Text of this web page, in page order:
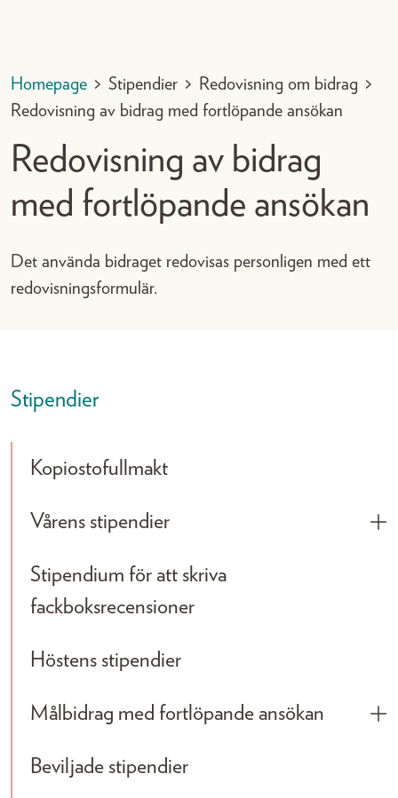
Homepage > Stipendier > Redovisning om bidrag >
Redovisning av bidrag med fortlöpande ansökan
Redovisning av bidrag
med fortlöpande ansökan
Det använda bidraget redovisas personligen med ett
redovisningsformulär.
Stipendier
Kopiostofullmakt
Vårens stipendier
Stipendium för att skriva
fackboksrecensioner
Höstens stipendier
Målbidrag med fortlöpande ansökan
Beviljade stipendier